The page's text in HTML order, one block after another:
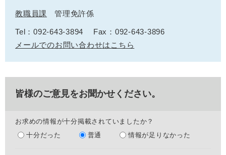
教職員課 管理免許係
Tel：092-643-3894
Fax：092-643-3896
メールでのお問い合わせはこちら
皆様のご意見をお聞かせください。
お求めの情報が十分掲載されていましたか？
十分だった
普通 情報が足りなかった